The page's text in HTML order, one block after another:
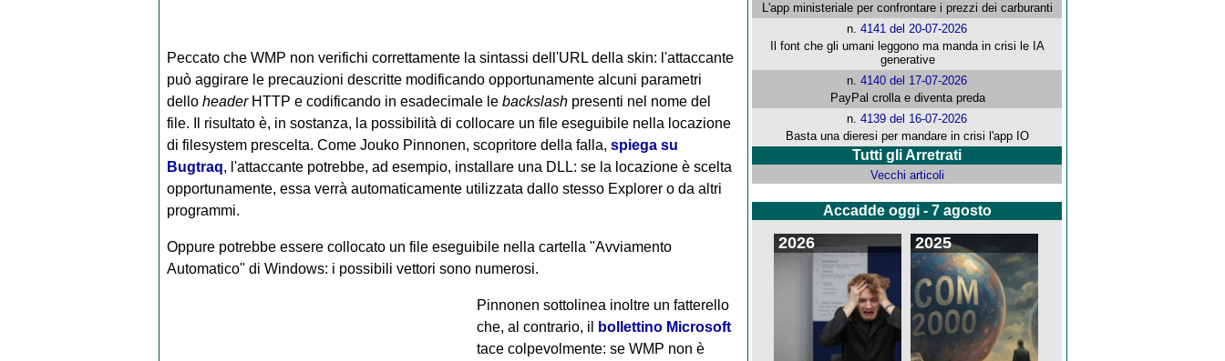
Peccato che WMP non verifichi correttamente la sintassi dell'URL della skin: l'attaccante
può aggirare le precauzioni descritte modificando opportunamente alcuni parametri
dello headerHTTP e codificando in esadecimale le backslashpresenti nel nome del
file. Il risultato è, in sostanza, la possibilità di collocare un file eseguibile nella locazione
di filesystem prescelta. Come Jouko Pinnonen, scopritore della falla, spiega su
Bugtraq, l'attaccante potrebbe, ad esempio, installare una DLL: se la locazione è scelta
opportunamente, essa verrà automaticamente utilizzata dallo stesso Explorer o da altri
programmi.
Oppure potrebbe essere collocato un file eseguibile nella cartella "Avviamento
Automatico" di Windows: i possibili vettori sono numerosi.
Pinnonen sottolinea inoltre un fatterello
che, al contrario, il
bollettino Microsoft
tace colpevolmente: se WMP non è
L'app ministeriale per confrontare i prezzi dei carburanti
n.4141 del 20-07-2026
Il font che gli umani leggono ma manda in crisi le IA
generative
n.4140 del 17-07-2026
PayPal crolla e diventa preda
n.4139 del 16-07-2026
Basta una dieresi per mandare in crisi l'app IO
Tutti gli Arretrati
Vecchi articoli
Accadde oggi - 7 agosto
2026 2025